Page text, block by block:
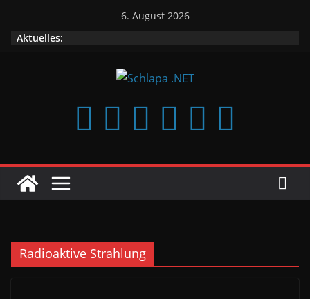
6. August 2026
Aktuelles:
Radioaktive Strahlung